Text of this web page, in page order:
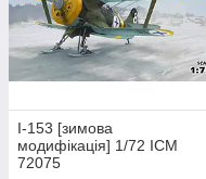
І-153 [зимова
модифікація] 1/72 ICM
72075